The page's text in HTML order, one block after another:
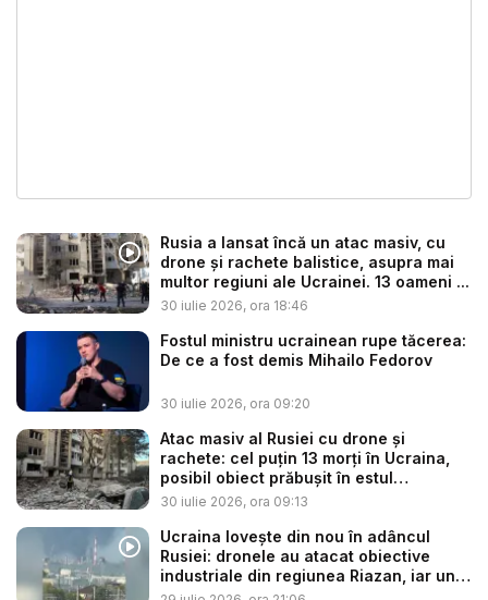
Rusia a lansat încă un atac masiv, cu
drone și rachete balistice, asupra mai
multor regiuni ale Ucrainei. 13 oameni ...
30 iulie 2026, ora 18:46
Fostul ministru ucrainean rupe tăcerea:
De ce a fost demis Mihailo Fedorov
30 iulie 2026, ora 09:20
Atac masiv al Rusiei cu drone și
rachete: cel puțin 13 morți în Ucraina,
posibil obiect prăbușit în estul
Poloniei...
30 iulie 2026, ora 09:13
Ucraina lovește din nou în adâncul
Rusiei: dronele au atacat obiective
industriale din regiunea Riazan, iar un
...